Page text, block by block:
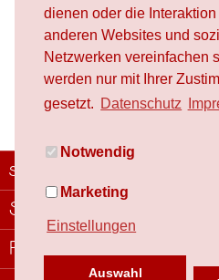
dienen oder die Interaktion
anderen Websites und
Netzwerken vereinfachen
werden nur mit Ihrer
gesetzt. Datenschutz
Notwendig
Marketing
Einstellungen
Auswahl
schafproduction
Shop
Rechtliches